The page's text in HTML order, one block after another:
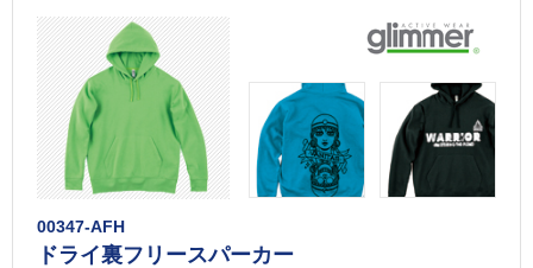
00347-AFH
ドライ裏フリースパーカー